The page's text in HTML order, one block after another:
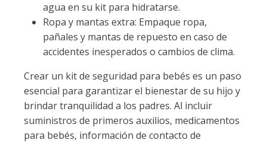
agua en su kit para hidratarse.
Ropa y mantas extra: Empaque ropa,
pañales y mantas de repuesto en caso de
accidentes inesperados o cambios de clima.
Crear un kit de seguridad para bebés es un paso
esencial para garantizar el bienestar de su hijo y
brindar tranquilidad a los padres. Al incluir
suministros de primeros auxilios, medicamentos
para bebés, información de contacto de